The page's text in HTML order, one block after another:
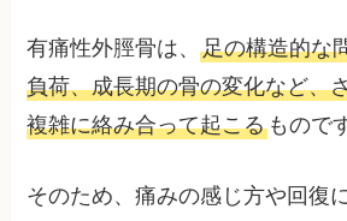
有痛性外脛骨は、足の構造的な
負荷、成長期の骨の変化など、
複雑に絡み合って起こる もので
そのため、痛みの感じ方や回復